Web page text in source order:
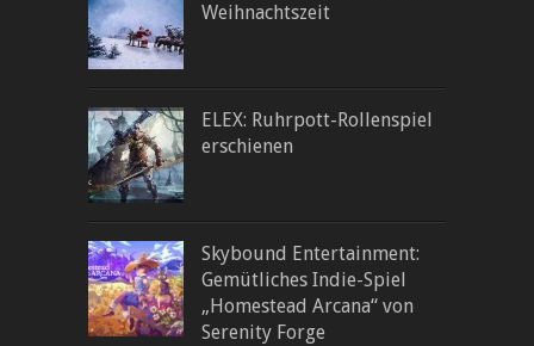
Weihnachtszeit
ELEX: Ruhrpott-Rollenspiel
erschienen
Skybound Entertainment:
Gemütliches Indie-Spiel
„Homestead Arcana“ von
Serenity Forge